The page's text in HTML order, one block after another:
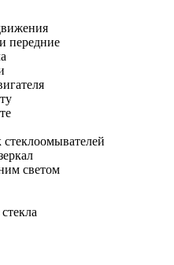
передние
светом